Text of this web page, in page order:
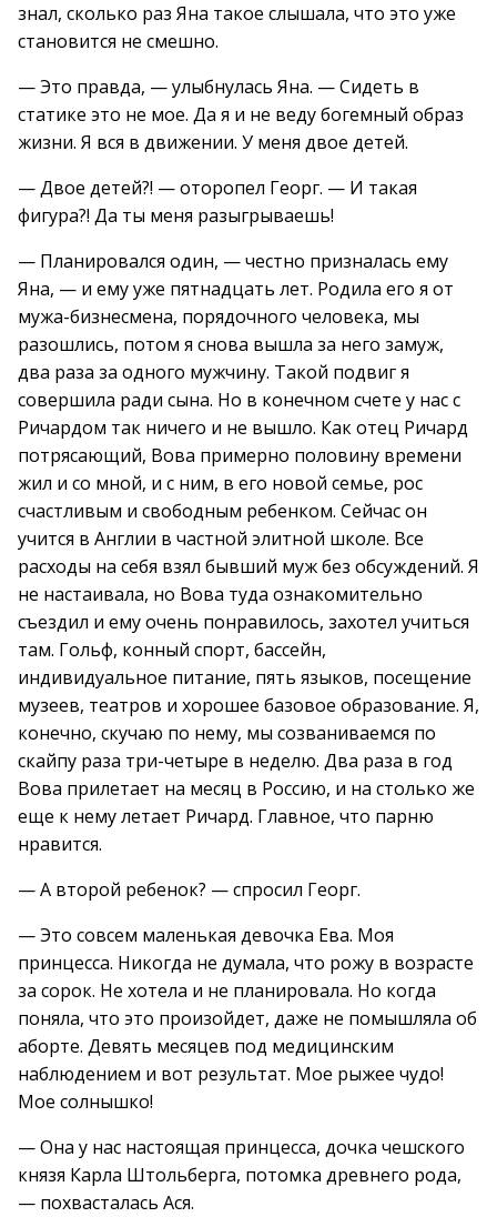
знал, сколько раз Яна такое слышала, что это уже
становится не смешно.
— Это правда, — улыбнулась Яна. — Сидеть в
статике это не мое. Да я и не веду богемный образ
жизни. Я вся в движении. У меня двое детей.
— Двое детей?! — оторопел Георг. — И такая
фигура?! Да ты меня разыгрываешь!
— Планировался один, — честно призналась ему
Яна, — и ему уже пятнадцать лет. Родила его я от
мужа-бизнесмена, порядочного человека, мы
разошлись, потом я снова вышла за него замуж,
два раза за одного мужчину. Такой подвиг я
совершила ради сына. Но в конечном счете у нас с
Ричардом так ничего и не вышло. Как отец Ричард
потрясающий, Вова примерно половину времени
жил и со мной, и с ним, в его новой семье, рос
счастливым и свободным ребенком. Сейчас он
учится в Англии в частной элитной школе. Все
расходы на себя взял бывший муж без обсуждений. Я
не настаивала, но Вова туда ознакомительно
съездил и ему очень понравилось, захотел учиться
там. Гольф, конный спорт, бассейн,
индивидуальное питание, пять языков, посещение
музеев, театров и хорошее базовое образование. Я,
конечно, скучаю по нему, мы созваниваемся по
скайпу раза три-четыре в неделю. Два раза в год
Вова прилетает на месяц в Россию, и на столько же
еще к нему летает Ричард. Главное, что парню
нравится.
— А второй ребенок? — спросил Георг.
— Это совсем маленькая девочка Ева. Моя
принцесса. Никогда не думала, что рожу в возрасте
за сорок. Не хотела и не планировала. Но когда
поняла, что это произойдет, даже не помышляла об
аборте. Девять месяцев под медицинским
наблюдением и вот результат. Мое рыжее чудо!
Мое солнышко!
— Она у нас настоящая принцесса, дочка чешского
князя Карла Штольберга, потомка древнего рода,
— похвасталась Ася.